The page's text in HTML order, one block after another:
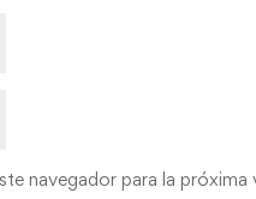
navegador para la próxima